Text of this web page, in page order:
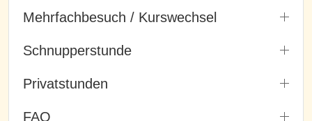
Mehrfachbesuch / Kurswechsel
Schnupperstunde
Privatstunden
FAQ